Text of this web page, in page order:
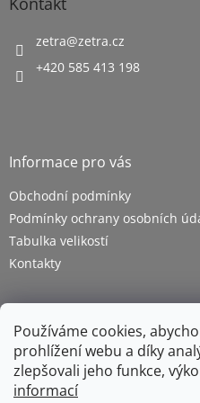
Používáme cookies,
prohlížení webu a díky
zlepšovali jeho funkce,
informací
zetra@zetra.cz
+420 585 413 198
Informace pro vás
Obchodní podmínky
Podmínky ochrany osobních
Tabulka velikostí
Kontakty